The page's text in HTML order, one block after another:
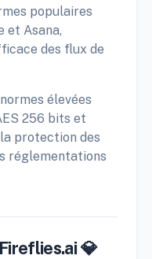
populaires
et Asana,
des flux de
élevées
256 bits et
protection des
réglementations
💎